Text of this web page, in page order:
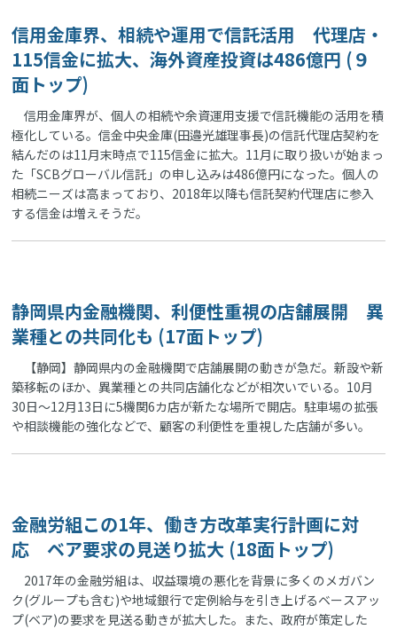
信用金庫界、相続や運用で信託活用 代理店・
115信金に拡大、海外資産投資は486億円 (９
面トップ)
信用金庫界が、個人の相続や余資運用支援で信託機能の活用を積
極化している。信金中央金庫(田邉光雄理事長)の信託代理店契約を
結んだのは11月末時点で115信金に拡大。11月に取り扱いが始まっ
た「SCBグローバル信託」の申し込みは486億円になった。個人の
相続ニーズは高まっており、2018年以降も信託契約代理店に参入
する信金は増えそうだ。
静岡県内金融機関、利便性重視の店舗展開 異
業種との共同化も (17面トップ)
【静岡】静岡県内の金融機関で店舗展開の動きが急だ。新設や新
築移転のほか、異業種との共同店舗化などが相次いでいる。10月
30日～12月13日に5機関6カ店が新たな場所で開店。駐車場の拡張
や相談機能の強化などで、顧客の利便性を重視した店舗が多い。
金融労組この1年、働き方改革実行計画に対
応 ベア要求の見送り拡大 (18面トップ)
2017年の金融労組は、収益環境の悪化を背景に多くのメガバン
ク(グループも含む)や地域銀行で定例給与を引き上げるベースアッ
プ(ベア)の要求を見送る動きが拡大した。また、政府が策定した